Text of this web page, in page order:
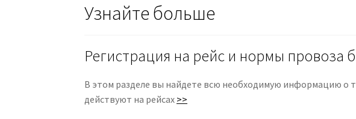
Узнайте больше
Регистрация на рейс и нормы провоза
В этом разделе вы найдете всю необходимую информацию о
действуют на рейсах >>